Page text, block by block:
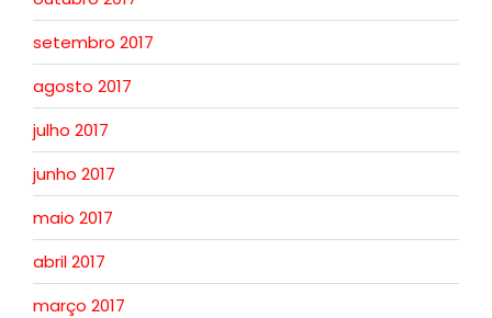
setembro 2017
agosto 2017
julho 2017
junho 2017
maio 2017
abril 2017
março 2017